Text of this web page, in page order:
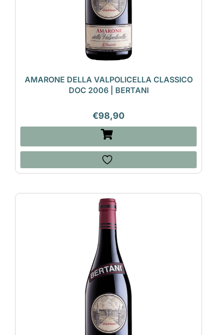
AMARONE DELLA VALPOLICELLA CLASSICO
DOC 2006 | BERTANI
€98,90